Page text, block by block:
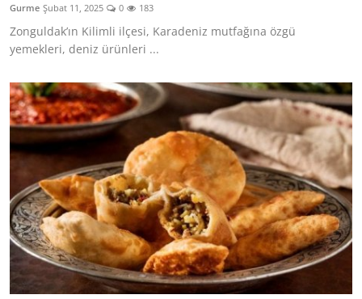
Anne & Bebek Beslenmesi
Mutfak Sırları & Teknikler
Gıda Sözlüğü & Nedir?
Yemek Tarifleri & Menüler
Gurme Şubat 11, 2025 0 183
Zonguldak’ın Kilimli ilçesi, Karadeniz mutfağına özgü
yemekleri, deniz ürünleri ...